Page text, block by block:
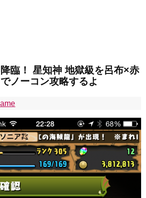
降臨！ 星知神 地獄級を呂布×赤
ノーコン攻略するよ